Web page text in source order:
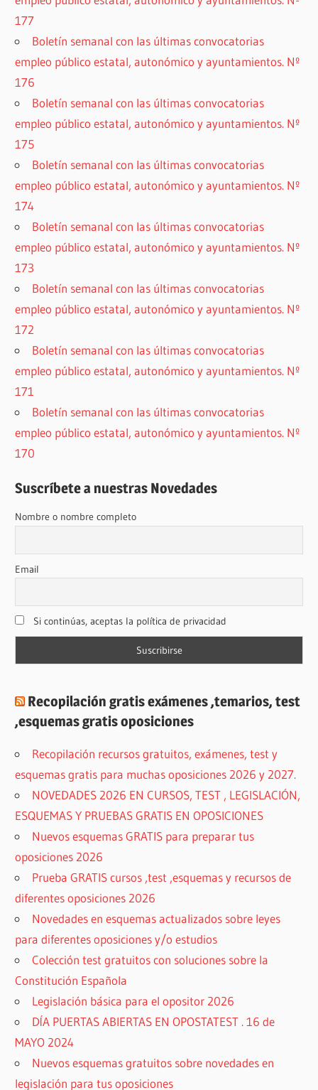
177
Boletín semanal con las últimas convocatorias
empleo público estatal, autonómico y ayuntamientos. Nº
176
Boletín semanal con las últimas convocatorias
empleo público estatal, autonómico y ayuntamientos. Nº
175
Boletín semanal con las últimas convocatorias
empleo público estatal, autonómico y ayuntamientos. Nº
174
Boletín semanal con las últimas convocatorias
empleo público estatal, autonómico y ayuntamientos. Nº
173
Boletín semanal con las últimas convocatorias
empleo público estatal, autonómico y ayuntamientos. Nº
172
Boletín semanal con las últimas convocatorias
empleo público estatal, autonómico y ayuntamientos. Nº
171
Boletín semanal con las últimas convocatorias
empleo público estatal, autonómico y ayuntamientos. Nº
170
Suscríbete a nuestras Novedades
Nombre o nombre completo
Email
Si continúas, aceptas la política de privacidad
Recopilación gratis exámenes ,temarios, test
,esquemas gratis oposiciones
Recopilación recursos gratuitos, exámenes, test y
esquemas gratis para muchas oposiciones 2026 y 2027.
NOVEDADES 2026 EN CURSOS, TEST , LEGISLACIÓN,
ESQUEMAS Y PRUEBAS GRATIS EN OPOSICIONES
Nuevos esquemas GRATIS para preparar tus
oposiciones 2026
Prueba GRATIS cursos ,test ,esquemas y recursos de
diferentes oposiciones 2026
Novedades en esquemas actualizados sobre leyes
para diferentes oposiciones y/o estudios
Colección test gratuitos con soluciones sobre la
Constitución Española
Legislación básica para el opositor 2026
DÍA PUERTAS ABIERTAS EN OPOSTATEST . 16 de
MAYO 2024
Nuevos esquemas gratuitos sobre novedades en
legislación para tus oposiciones